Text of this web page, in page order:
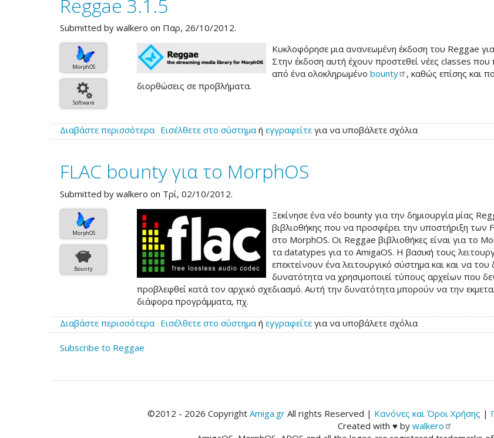
Reggae 3.1.5
Submitted by walkero on Παρ, 26/10/2012.
MorphOS
Software
Κυκλοφόρησε μια ανανεωμένη έκδοση του Reggae
Στην έκδοση αυτή έχουν προστεθεί νέες classes
από ένα ολοκληρωμένοbounty
, καθώς επίσης και
διορθώσεις σε προβλήματα.
Διαβάστε περισσότεραγια
το
3.1.5
Εισέλθετε στο σύστημαή εγγραφείτε για να υποβάλετε σχόλια
FLAC bounty για το MorphOS
Submitted by walkero on Τρί, 02/10/2012.
MorphOS
Bounty
Ξεκίνησε ένα νέο bounty για την δημιουργία μίας
βιβλιοθήκης που να προσφέρει την υποστήριξη των
στο MorphOS. Οι Reggae βιβλιοθήκες είναι για το
τα datatypes για το AmigaOS. Η βασική τους
επεκτείνουν ένα λειτουργικό σύστημα και και να του
δυνατότητα να χρησιμοποιεί τύπους αρχείων που
προβλεφθεί κατά τον αρχικό σχεδιασμό. Αυτή την δυνατότητα μπορούν να την
διάφορα προγράμματα, πχ.
Διαβάστε περισσότερα για
το
το
Εισέλθετε στο σύστημα ή εγγραφείτε για να υποβάλετε σχόλια
Subscribe to Reggae
©2012 - 2026 Copyright Amiga.gr All rights Reserved | Κανόνες και Όροι Χρήσης |
Created with ♥ by walkero